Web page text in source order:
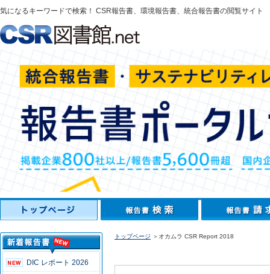
気になるキーワードで検索！ CSR報告書、環境報告書、統合報告書の閲覧サイト
DIC レポート 2026
トップページ ＞オカムラ CSR Report 2018